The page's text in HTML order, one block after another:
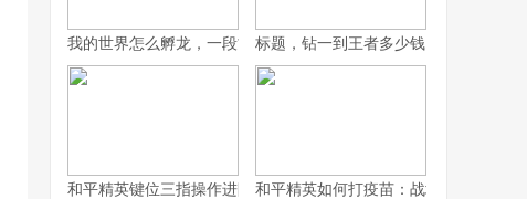
我的世界怎么孵龙，一段古老传说的复苏之旅标题，钻一到王者多少钱，一场段位攀
和平精英键位三指操作进阶指南，从入门到精通的战场掌控术
和平精英如何打疫苗：战场生存的免疫